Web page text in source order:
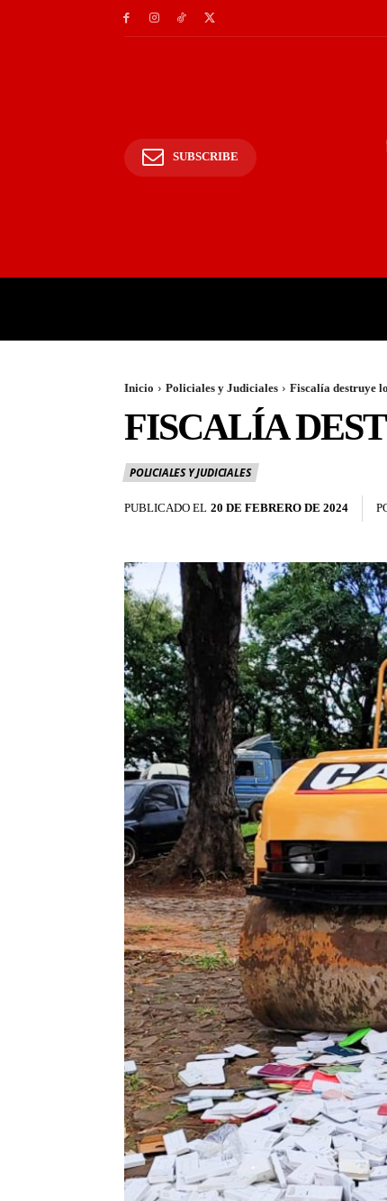
SUBSCRIBE
Inicio Policiales y Judiciales Fiscalía destruye
FISCALÍA
POLICIALES Y JUDICIALES
PUBLICADO EL 20 DE FEBRERO DE 2024